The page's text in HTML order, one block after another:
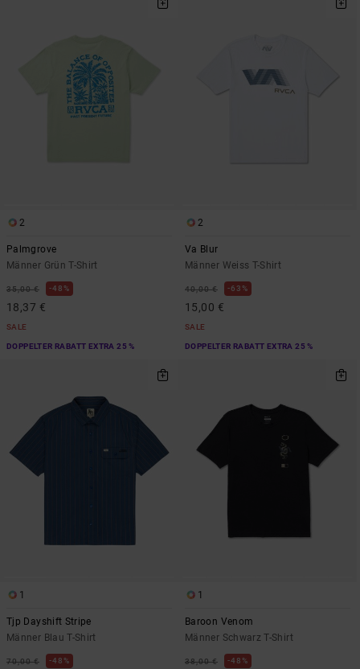
2
Palmgrove
Männer Grün T-Shirt
35,00 € 48%
18,37 €
SALE
DOPPELTER RABATT EXTRA 25 %
2
Va Blur
Männer Weiss T-Shirt
40,00 € 63%
15,00 €
SALE
DOPPELTER RABATT EXTRA 25 %
1
Tjp Dayshift Stripe
Männer Blau T-Shirt
70,00 € 48%
1
Baroon Venom
Männer Schwarz T-Shirt
38,00 € 48%